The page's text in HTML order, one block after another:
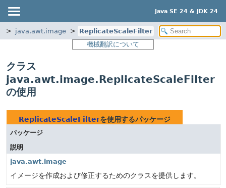
Java SE 24 & JDK 24
java.awt.image
ReplicateScaleFilter
機械翻訳について
クラス
java.awt.image.ReplicateScaleFilter
の使用
ReplicateScaleFilterを使用するパッケージ
パッケージ
説明
java.awt.image
イメージを作成および修正するためのクラスを提供します。